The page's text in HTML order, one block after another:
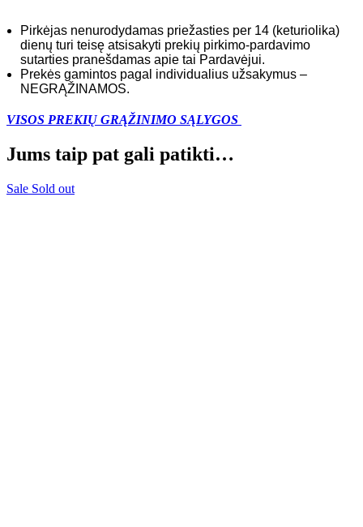
Pirkėjas nenurodydamas priežasties per 14 (keturiolika)
dienų turi teisę atsisakyti prekių pirkimo-pardavimo
sutarties pranešdamas apie tai Pardavėjui.
Prekės gamintos pagal individualius užsakymus –
NEGRĄŽINAMOS.
VISOS PREKIŲ GRĄŽINIMO SĄLYGOS
Jums taip pat gali patikti…
Sale Sold out